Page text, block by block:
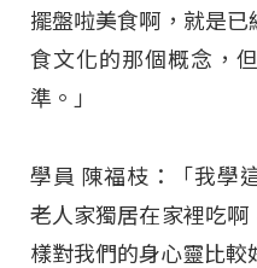
擺盤啦美食啊，就是
食文化的那個概念，
準。」
學員 陳福枝：「我學
老人家獨居在家裡吃
樣對我們的身心靈比較